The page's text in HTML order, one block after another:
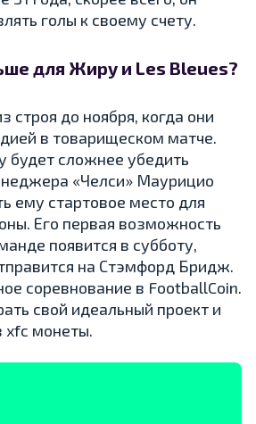
голы к своему счету.
для Жиру и Les Bleues?
строя до ноября, когда они
в товарищеском матче.
сложнее убедить
«Челси» Маурицио
ему стартовое место для
Его первая возможность
появится в субботу,
на Стэмфорд Бридж.
соревнование в FootballCoin.
свой идеальный проект и
xfc монеты.